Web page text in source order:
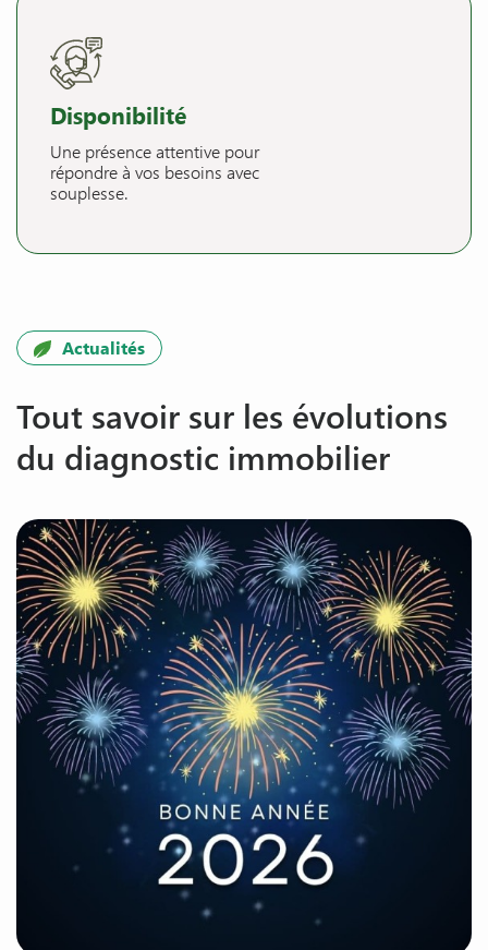
Disponibilité
Une présence attentive pour
répondre à vos besoins avec
souplesse.
Actualités
Tout savoir sur les évolutions
du diagnostic immobilier